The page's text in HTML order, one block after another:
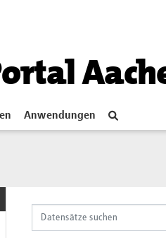
Anwendungen